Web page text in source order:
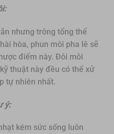
nhưng trông tổng thể
hòa, phun môi pha lê sẽ
điểm này. Đôi môi
thuật này đều có thể xử
tự nhiên nhất.
ý:
kém sức sống luôn